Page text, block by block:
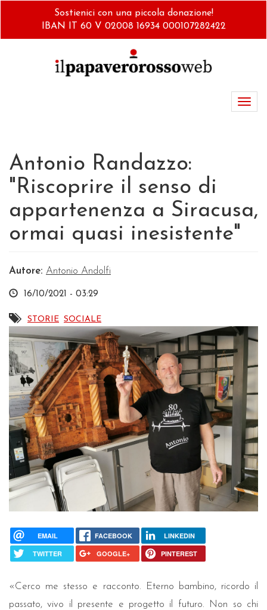
Sostienici con una piccola donazione!
IBAN IT 60 V 02008 16934 000107282422
Antonio Randazzo:
"Riscoprire il senso di
appartenenza a Siracusa,
ormai quasi inesistente"
Autore: Antonio Andolfi
16/10/2021 - 03:29
STORIE SOCIALE
EMAIL FACEBOOK LINKEDIN
TWITTER GOOGLE+ PINTEREST
«Cerco me stesso e racconto. Eterno bambino, ricordo il
passato, vivo il presente e progetto il futuro. Non so chi